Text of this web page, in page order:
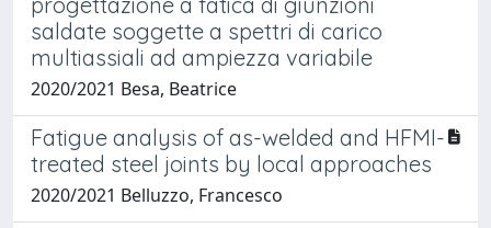
saldate soggette a spettri di carico
multiassiali ad ampiezza variabile
2020/2021 Besa, Beatrice
Fatigue analysis of as-welded and HFMI-
treated steel joints by local approaches
2020/2021 Belluzzo, Francesco